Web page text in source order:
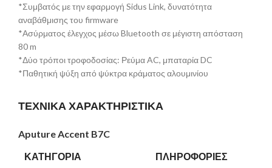
*Συμβατός με την εφαρμογή Sidus Link, δυνατότητα
αναβάθμισης του firmware
*Ασύρματος έλεγχος μέσω Bluetooth σε μέγιστη απόσταση
80 m
*Δύο τρόποι τροφοδοσίας: Ρεύμα AC, μπαταρία DC
*Παθητική ψύξη από ψύκτρα κράματος αλουμινίου
ΤΕΧΝΙΚΑ ΧΑΡΑΚΤΗΡΙΣΤΙΚΑ
Aputure Accent B7C
ΚΑΤΗΓΟΡΙΑ ΠΛΗΡΟΦΟΡΙΕΣ